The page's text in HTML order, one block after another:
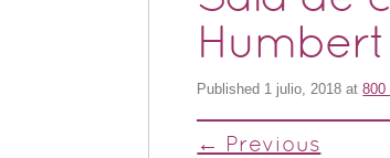
Published 1 julio, 2018 at800
← Previous